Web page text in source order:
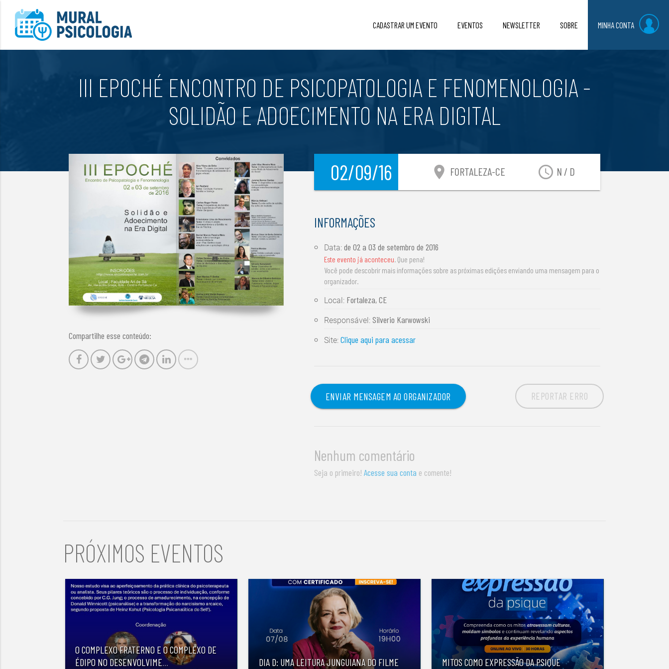
CADASTRAR UM EVENTO EVENTOS NEWSLETTER SOBRE MINHA CONTA
III EPOCHÉ ENCONTRO DE PSICOPATOLOGIA E FENOMENOLOGIA -
SOLIDÃO E ADOECIMENTO NA ERA DIGITAL
Compartilhe esse conteúdo:
02/09/16 access_time N / D
location_on FORTALEZA-CE
INFORMAÇÕES
Data:de02 a 03 de setembro de 2016
Este evento já aconteceu. Que pena!
Você pode descobrir mais informações sobre as próximas edições enviando uma mensagem para o
organizador.
Local: Fortaleza, CE
Responsável: Silverio Karwowski
Site:Clique aqui para acessar
ENVIAR MENSAGEM AO ORGANIZADOR REPORTAR ERRO
Nenhum comentário
Seja o primeiro!Acesse sua conta e comente!
PRÓXIMOS EVENTOS
O COMPLEXO FRATERNO E O COMPLEXO DE
ÉDIPO NO DESENVOLVIME... DIA D: UMA LEITURA JUNGUIANA DO FILME MITOS COMO EXPRESSÃO DA PSIQUE